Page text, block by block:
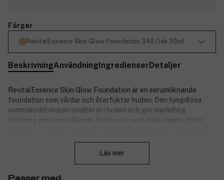
Färger
RevitalEssence Skin Glow Foundation 340 Oak 30ml
BeskrivningAnvändningIngredienserDetaljer
RevitalEssence Skin Glow Foundation är en serumliknande
foundation som vårdar och återfuktar huden. Den tyngdlösa
sammansättningen smälter in i huden och ger medelhög
täckning med en strålande finish som varar hela dagen. Efter
serum och sitter på plats i upp till tolv timmar – och ger fukt i
Läs mer
Passar med